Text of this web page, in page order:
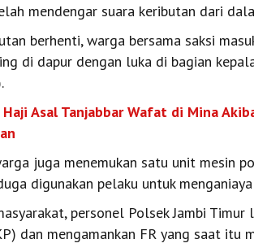
mendengar suara keributan dari
berhenti, warga bersama saksi
di dapur dengan luka di bagian
Haji Asal Tanjabbar Wafat di Mina
juga menemukan satu unit mesin
digunakan pelaku untuk
personel Polsek Jambi
dan mengamankan FR yang saat itu